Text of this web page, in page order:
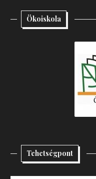
Ökoiskola
Tehetségpont